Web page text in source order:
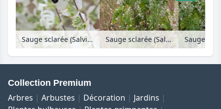
Sauge sclarée (Salvia sclarea 'Vatican White') Sauge sclarée (Salvia sclarea 'Vatican White')
Collection Premium
Arbres Arbustes Décoration
Jardins